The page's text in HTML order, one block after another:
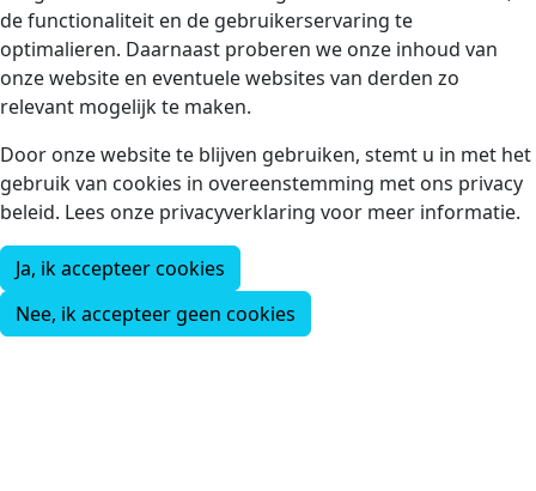
de functionaliteit en de gebruikerservaring te
optimalieren. Daarnaast proberen we onze inhoud van
onze website en eventuele websites van derden zo
relevant mogelijk te maken.
Door onze website te blijven gebruiken, stemt u in met het
gebruik van cookies in overeenstemming met ons privacy
beleid. Lees onze privacyverklaring voor meer informatie.
Ja, ik accepteer cookies
Nee, ik accepteer geen cookies